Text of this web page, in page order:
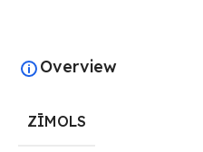
Overview
ZĪMOLS